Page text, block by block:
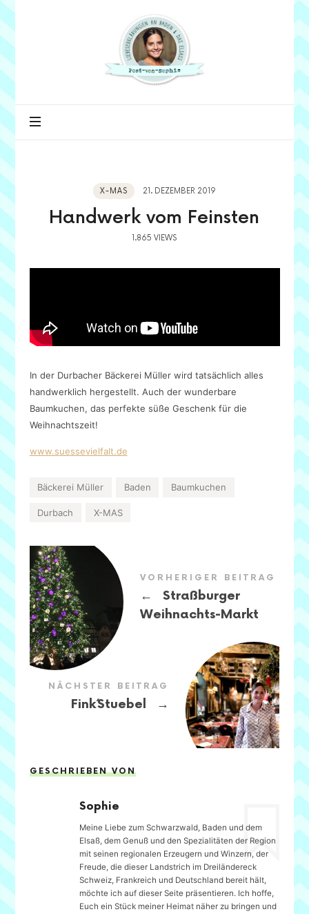
Post
von
Sophie
X-MAS 21. DEZEMBER 2019
Handwerk vom Feinsten
1.865 VIEWS
In der Durbacher Bäckerei Müller wird tatsächlich alles
handwerklich hergestellt. Auch der wunderbare
Baumkuchen, das perfekte süße Geschenk für die
Weihnachtszeit!
www.suessevielfalt.de
Bäckerei Müller Baden Baumkuchen
Durbach X-MAS
VORHERIGER BEITRAG
←
Straßburger
Weihnachts-Markt
NÄCHSTER BEITRAG
Fink´Stuebel →
GESCHRIEBEN VON
Sophie
Meine Liebe zum Schwarzwald, Baden und dem
Elsaß, dem Genuß und den Spezialitäten der Region
mit seinen regionalen Erzeugern und Winzern, der
Freude, die dieser Landstrich im Dreiländereck
Schweiz, Frankreich und Deutschland bereit hält,
möchte ich auf dieser Seite präsentieren. Ich hoffe,
Euch ein Stück meiner Heimat näher zu bringen und